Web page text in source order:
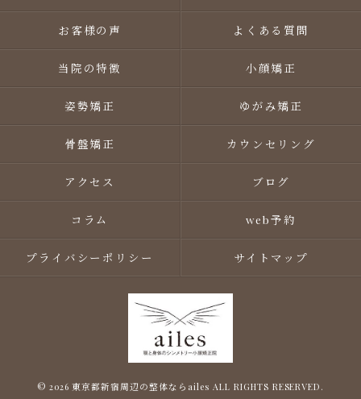
お客様の声 よくある質問
当院の特徴 小顔矯正
姿勢矯正 ゆがみ矯正
骨盤矯正 カウンセリング
アクセス ブログ
コラム web予約
プライバシーポリシー サイトマップ
© 2026 東京都新宿周辺の整体ならailes ALL RIGHTS RESERVED.